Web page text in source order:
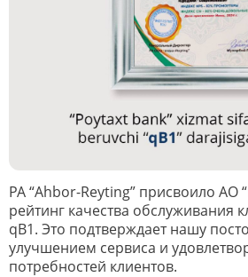
РА “Ahbor-Reyting” присвоило АО
рейтинг качества обслуживания
qB1. Это подтверждает нашу
улучшением сервиса и
потребностей клиентов.